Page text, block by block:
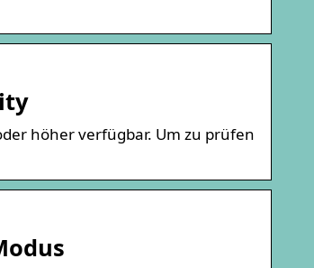
höher verfügbar. Um zu prüfen